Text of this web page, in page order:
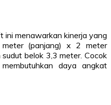
ini menawarkan kinerja yang
(panjang) x 2 meter
belok 3,3 meter. Cocok
daya angkat